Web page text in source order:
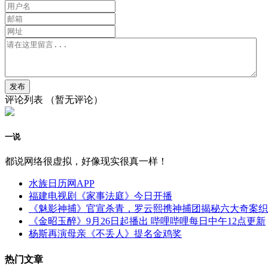
评论列表 （暂无评论）
一说
都说网络很虚拟，好像现实很真一样！
水族日历网APP
福建电视剧《家事法庭》今日开播
《魅影神捕》官宣杀青，罗云熙携神捕团揭秘六大奇案
《金昭玉醉》9月26日起播出 哔哩哔哩每日中午12点更新
杨斯再演母亲《不丢人》提名金鸡奖
热门文章